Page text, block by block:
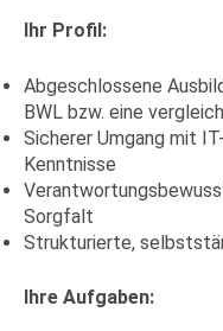
Ihr Profil:
Abgeschlossene
BWL bzw. eine
Sicherer Umgang mit
Kenntnisse
Sorgfalt
Strukturierte,
Ihre Aufgaben: